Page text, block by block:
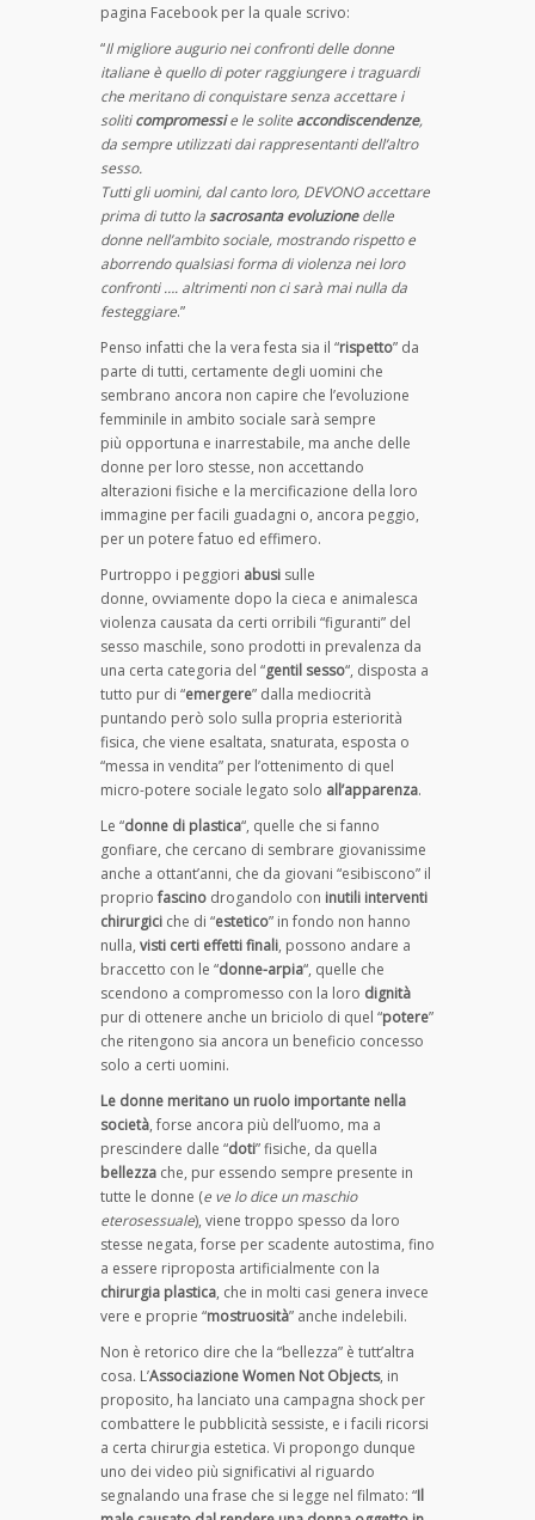
pagina Facebook per la quale scrivo:
“Il migliore augurio nei confronti delle donne
italiane è quello di poter raggiungere i traguardi
che meritano di conquistare senza accettare i
soliticompromessie le solite accondiscendenze,
da sempre utilizzati dai rappresentanti dell’altro
sesso.
Tutti gli uomini, dal canto loro, DEVONO accettare
prima di tutto lasacrosanta evoluzionedelle
donne nell’ambito sociale, mostrando rispetto e
aborrendo qualsiasi forma di violenza nei loro
confronti …. altrimenti non ci sarà mai nulla da
festeggiare.”
Penso infatti che la vera festa sia il “rispetto” da
parte di tutti, certamente degli uomini che
sembrano ancora non capire che l’evoluzione
femminile in ambito sociale sarà sempre
più opportuna e inarrestabile, ma anche delle
donne per loro stesse, non accettando
alterazioni fisiche e la mercificazione della loro
immagine per facili guadagni o, ancora peggio,
per un potere fatuo ed effimero.
Purtroppo i peggiori abusi sulle
donne, ovviamente dopo la cieca e animalesca
violenza causata da certi orribili “figuranti” del
sesso maschile, sono prodotti in prevalenza da
una certa categoria del “gentil sesso“, disposta a
tutto pur di “emergere” dalla mediocrità
puntando però solo sulla propria esteriorità
fisica, che viene esaltata, snaturata, esposta o
“messa in vendita” per l’ottenimento di quel
micro-potere sociale legato solo all’apparenza.
Le “donne di plastica“, quelle che si fanno
gonfiare, che cercano di sembrare giovanissime
anche a ottant’anni, che da giovani “esibiscono” il
propriofascino drogandolo con inutili interventi
chirurgici che di “estetico” in fondo non hanno
nulla, visti certi effetti finali, possono andare a
braccetto con le “donne-arpia“, quelle che
scendono a compromesso con la loro dignità
pur di ottenere anche un briciolo di quel “potere”
che ritengono sia ancora un beneficio concesso
solo a certi uomini.
Le donne meritano un ruolo importante nella
società, forse ancora più dell’uomo, ma a
prescindere dalle “doti” fisiche, da quella
bellezza che, pur essendo sempre presente in
tutte le donne (e ve lo dice un maschio
eterosessuale), viene troppo spesso da loro
stesse negata, forse per scadente autostima, fino
a essere riproposta artificialmente con la
chirurgia plastica, che in molti casi genera invece
vere e proprie “mostruosità” anche indelebili.
Non è retorico dire che la “bellezza” è tutt’altra
cosa. L’AssociazioneWomen Not Objects, in
proposito, ha lanciato una campagna shock per
combattere le pubblicità sessiste, e i facili ricorsi
a certa chirurgia estetica. Vi propongo dunque
uno dei video più significativi al riguardo
segnalando una frase che si legge nel filmato: “Il